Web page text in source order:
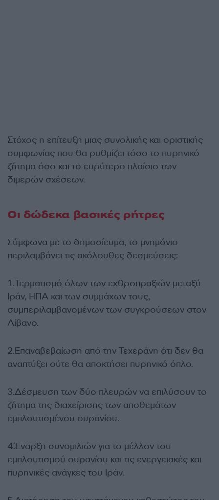
Στόχος η επίτευξη μιας συνολικής και οριστικής
συμφωνίας που θα ρυθμίζει τόσο το πυρηνικό
ζήτημα όσο και το ευρύτερο πλαίσιο των
διμερών σχέσεων.
Οι δώδεκα βασικές ρήτρες
Σύμφωνα με το δημοσίευμα, το μνημόνιο
περιλαμβάνει τις ακόλουθες δεσμεύσεις:
1.Τερματισμό όλων των εχθροπραξιών μεταξύ
Ιράν, ΗΠΑ και των συμμάχων τους,
συμπεριλαμβανομένων των συγκρούσεων στον
Λίβανο.
2.Επαναβεβαίωση από την Τεχεράνη ότι δεν θα
αναπτύξει ούτε θα αποκτήσει πυρηνικό όπλο.
3.Δέσμευση των δύο πλευρών να επιλύσουν το
ζήτημα της διαχείρισης των αποθεμάτων
εμπλουτισμένου ουρανίου.
4.Έναρξη συνομιλιών για το μέλλον του
εμπλουτισμού ουρανίου και τις ενεργειακές και
πυρηνικές ανάγκες του Ιράν.